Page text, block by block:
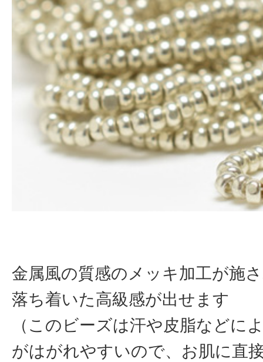
金属風の質感のメッキ加工が施
落ち着いた高級感が出せます
（このビーズは汗や皮脂などに
がはがれやすいので、お肌に直